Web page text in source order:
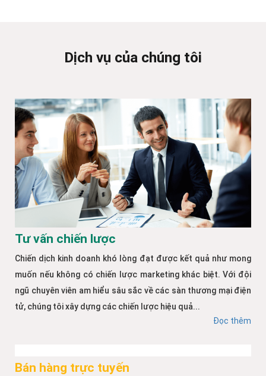
Dịch vụ của chúng tôi
Tư vấn chiến lược
Chiến dịch kinh doanh khó lòng đạt được kết quả như mong
muốn nếu không có chiến lược marketing khác biệt. Với đội
ngũ chuyên viên am hiểu sâu sắc về các sàn thương mại điện
tử, chúng tôi xây dựng các chiến lược hiệu quả...
Đọc thêm
Bán hàng trực tuyến